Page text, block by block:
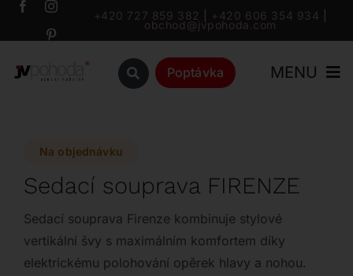
Přeskočit
+420 727 859 382 +420 606 354 934
obchod@jvpohoda.com
Poptávka MENU
Katalog
Značky
Na objednávku
Sedací souprava FIRENZE
Sedací souprava Firenze kombinuje stylové
vertikální švy s maximálním komfortem díky
elektrickému polohování opěrek hlavy a nohou.